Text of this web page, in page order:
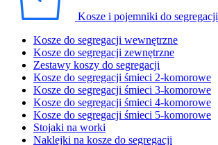
Kosze i pojemniki do segregacji
Kosze do segregacji wewnętrzne
Kosze do segregacji zewnętrzne
Zestawy koszy do segregacji
Kosze do segregacji śmieci 2-komorowe
Kosze do segregacji śmieci 3-komorowe
Kosze do segregacji śmieci 4-komorowe
Kosze do segregacji śmieci 5-komorowe
Stojaki na worki
Naklejki na kosze do segregacji